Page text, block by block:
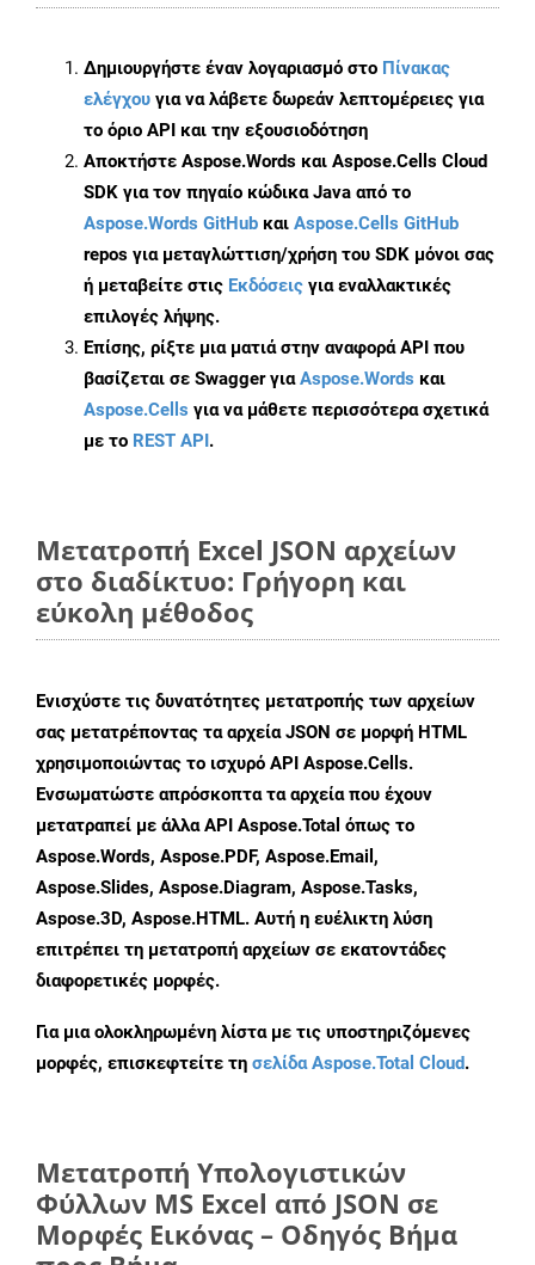
Δημιουργήστε έναν λογαριασμό στο Πίνακας
ελέγχου για να λάβετε δωρεάν λεπτομέρειες για
το όριο API και την εξουσιοδότηση
Αποκτήστε Aspose.Words και Aspose.Cells Cloud
SDK για τον πηγαίο κώδικα Java από το
Aspose.Words GitHub και Aspose.Cells GitHub
repos για μεταγλώττιση/χρήση του SDK μόνοι σας
ή μεταβείτε στις Εκδόσεις για εναλλακτικές
επιλογές λήψης.
Επίσης, ρίξτε μια ματιά στην αναφορά API που
βασίζεται σε Swagger γιαAspose.Words και
Aspose.Cells για να μάθετε περισσότερα σχετικά
με το REST API.
Μετατροπή Excel JSON αρχείων
στο διαδίκτυο: Γρήγορη και
εύκολη μέθοδος
Ενισχύστε τις δυνατότητες μετατροπής των αρχείων
σας μετατρέποντας τα αρχεία JSON σε μορφή HTML
χρησιμοποιώντας το ισχυρό API Aspose.Cells.
Ενσωματώστε απρόσκοπτα τα αρχεία που έχουν
μετατραπεί με άλλα API Aspose.Total όπως το
Aspose.Words, Aspose.PDF, Aspose.Email,
Aspose.Slides, Aspose.Diagram, Aspose.Tasks,
Aspose.3D, Aspose.HTML. Αυτή η ευέλικτη λύση
επιτρέπει τη μετατροπή αρχείων σε εκατοντάδες
διαφορετικές μορφές.
Για μια ολοκληρωμένη λίστα με τις υποστηριζόμενες
μορφές, επισκεφτείτε τη σελίδα Aspose.Total Cloud.
Μετατροπή Υπολογιστικών
Φύλλων MS Excel από JSON σε
Μορφές Εικόνας – Οδηγός Βήμα